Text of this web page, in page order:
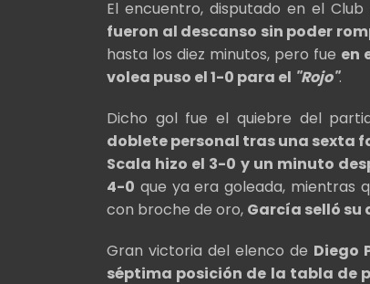
El encuentro, disputado en el Club
fueron al descanso sin poder
hasta los diez minutos, pero fue en
volea puso el 1-0 para el "Rojo".
Dicho gol fue el quiebre del
doblete personal tras una sexta
Scala hizo el 3-0 y un minuto
4-0 que ya era goleada, mientras
con broche de oro, García selló su
Gran victoria del elenco de Diego
séptima posición de la tabla de